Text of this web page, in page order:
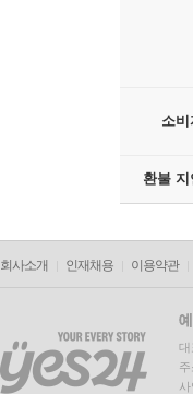
소
환불
회사소개 인재채용 이용약관
대